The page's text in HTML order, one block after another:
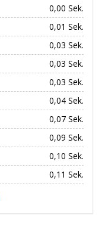
0,00 Sek.
0,01 Sek.
0,03 Sek.
0,03 Sek.
0,03 Sek.
0,04 Sek.
0,07 Sek.
0,09 Sek.
0,10 Sek.
0,11 Sek.